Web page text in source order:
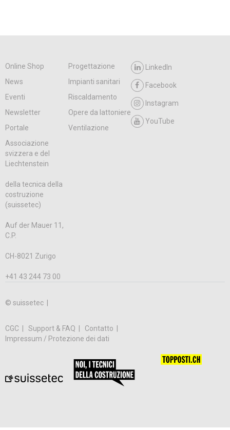
Online Shop
Progettazione
News
Impianti sanitari
Eventi
Riscaldamento
Newsletter
Opere da lattoniere
Portale
Ventilazione
LinkedIn
Facebook
Instagram
YouTube
Associazione
svizzera e del
Liechtenstein
della tecnica della
costruzione
(suissetec)
Auf der Mauer 11,
C.P.
CH-8021 Zurigo
+41 43 244 73 00
© suissetec |
CGC Support & FAQ
Contatto
Impressum / Protezione dei dati